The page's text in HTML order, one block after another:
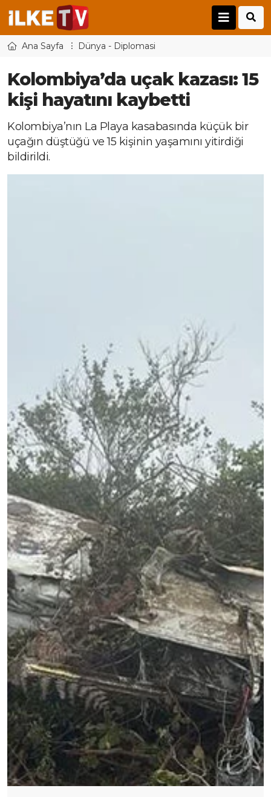
Ana Sayfa Dünya - Diplomasi
Kolombiya’da uçak kazası: 15
kişi hayatını kaybetti
Kolombiya’nın La Playa kasabasında küçük bir
uçağın düştüğü ve 15 kişinin yaşamını yitirdiği
bildirildi.